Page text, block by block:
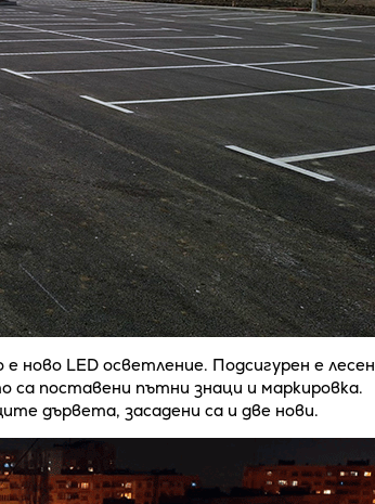
ново LED осветление. Подсигурен е лесен
са поставени пътни знаци и маркировка.
дървета, засадени са и две нови.